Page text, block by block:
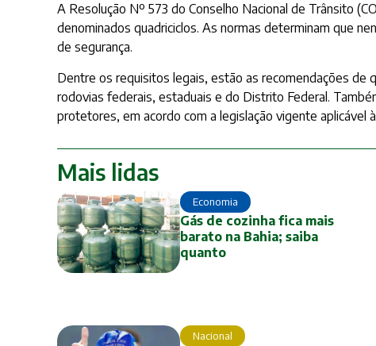
A Resolução Nº 573 do Conselho Nacional de Trânsito
denominados quadriciclos. As normas determinam que
de segurança.
Dentre os requisitos legais, estão as recomendações de
rodovias federais, estaduais e do Distrito Federal.
protetores, em acordo com a legislação vigente aplicável
Mais lidas
Economia
Gás de cozinha fica mais
barato na Bahia; saiba
quanto
Nacional